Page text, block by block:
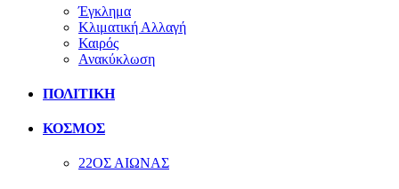
Έγκλημα
Κλιματική Αλλαγή
Καιρός
Ανακύκλωση
ΠΟΛΙΤΙΚΗ
ΚΟΣΜΟΣ
22ΟΣ ΑΙΩΝΑΣ